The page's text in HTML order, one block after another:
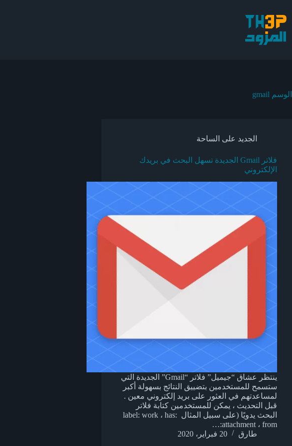
إلى
المحتوى
الوسم
الجديد على الساحة
فلاتر Gmail الجديدة تسهل البحث في بريدك
الإلكتروني
ينتظر عشاق “جيميل” فلاتر “Gmail” الجديدة التي
ستسمح للمستخدمين بتضييق النتائج بسهولة أكبر
لمساعدتهم في العثور على بريد إلكتروني معين .
قبل التحديث ، يمكن للمستخدمين كتابة فلاتر
البحث يدويًا (على سبيل المثال label: work ، has:
attachment ، from:…
طارق
20 فبراير، 2020